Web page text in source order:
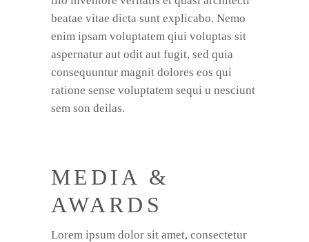
beatae vitae dicta sunt explicabo. Nemo
enim ipsam voluptatem qiui voluptas sit
aspernatur aut odit aut fugit, sed quia
consequuntur magnit dolores eos qui
ratione sense voluptatem sequi u nesciunt
sem son deilas.
MEDIA &
AWARDS
Lorem ipsum dolor sit amet, consectetur